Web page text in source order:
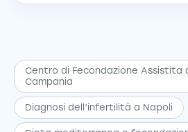
Centro di Fecondazione Assistita
Campania
Diagnosi dell’infertilità a Napoli